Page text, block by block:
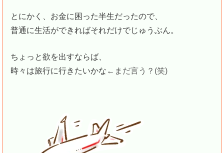
とにかく、お金に困った半生だったので、
普通に生活ができればそれだけでじゅうぶん。
ちょっと欲を出すならば、
時々は旅行に行きたいかな ←まだ言う？(笑)